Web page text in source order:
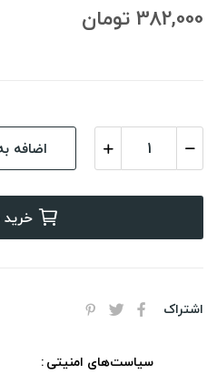
382,000 تومان
اضافه
اشتراک
سیاست‌های امنیتی